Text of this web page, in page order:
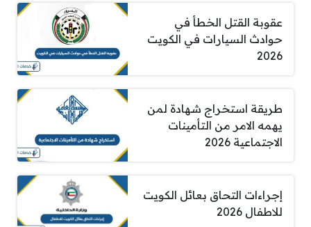
عقوبة القتل الخطأ في
حوادث السيارات في الكويت
2026
طريقة استخراج شهادة لمن
يهمه الامر من التأمينات
الاجتماعية 2026
إجراءات التحاق بعائل الكويت
للاطفال 2026